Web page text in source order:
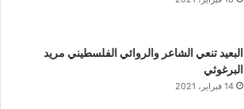
البعيد تنعي الشاعر والروائي الفلسطيني مريد
البرغوثي
14 فبراير، 2021